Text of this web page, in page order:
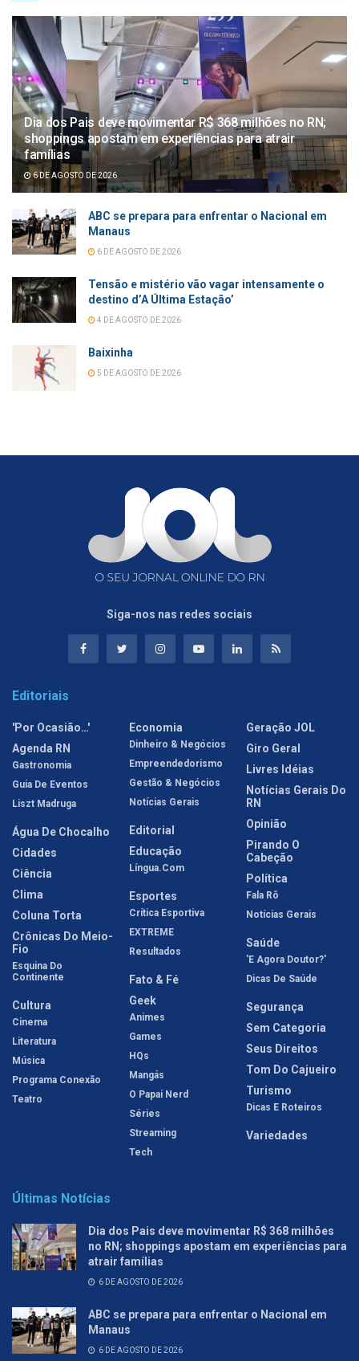
Dia dos Pais deve movimentar R$ 368 milhões no RN;
shoppings apostam em experiências para atrair
famílias
6 DE AGOSTO DE 2026
ABC se prepara para enfrentar o Nacional em
Manaus
6 DE AGOSTO DE 2026
Tensão e mistério vão vagar intensamente o
destino d’A Última Estação’
4 DE AGOSTO DE 2026
Baixinha
5 DE AGOSTO DE 2026
Siga-nos nas redes sociais
Editoriais
'Por Ocasião…'
Agenda RN
Gastronomia
Guia De Eventos
Liszt Madruga
Água De Chocalho
Cidades
Ciência
Clima
Coluna Torta
Crônicas Do Meio-
Fio
Esquina Do
Continente
Cultura
Cinema
Literatura
Música
Programa Conexão
Teatro
Economia
Dinheiro & Negócios
Empreendedorismo
Gestão & Negócios
Notícias Gerais
Editorial
Educação
Língua.com
Esportes
Crítica Esportiva
EXTREME
Resultados
Fato & Fé
Geek
Animes
Games
HQs
Mangás
O Papai Nerd
Séries
Streaming
Tech
Geração JOL
Giro Geral
Livres Idéias
Notícias Gerais Do
RN
Opinião
Pirando O
Cabeção
Política
Fala Rô
Notícias Gerais
Saúde
'E Agora Doutor?'
Dicas De Saúde
Segurança
Sem Categoria
Seus Direitos
Tom Do Cajueiro
Turismo
Dicas E Roteiros
Variedades
Últimas Notícias
Dia dos Pais deve movimentar R$ 368 milhões
no RN; shoppings apostam em experiências para
atrair famílias
6 DE AGOSTO DE 2026
ABC se prepara para enfrentar o Nacional em
Manaus
6 DE AGOSTO DE 2026